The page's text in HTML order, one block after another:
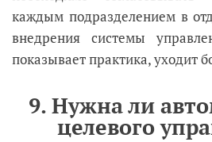
каждым подразделением в
внедрения системы
показывает практика, уходит
9. Нужна ли
целевого